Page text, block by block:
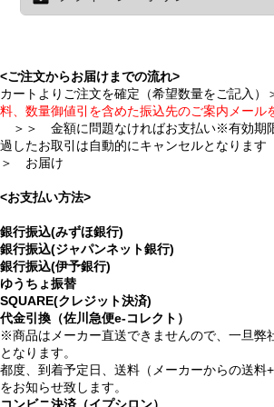
<ご注文からお届けまでの流れ>
カートよりご注文を確定（希望数量をご記入
料、数量御値引を含めた振込先のご案内メール
＞＞ 金額に問題なければお支払い※有効期
過したお取引は自動的にキャンセルとなり
＞ お届け
<お支払い方法>
銀行振込(みずほ銀行)
銀行振込(ジャパンネット銀行)
銀行振込(伊予銀行)
ゆうちょ振替
SQUARE(クレジット決済)
代金引換（佐川急便e-コレクト）
※商品はメーカー直送できませんので、一旦弊
となります。
都度、到着予定日、送料（メーカーからの送料
をお知らせ致します。